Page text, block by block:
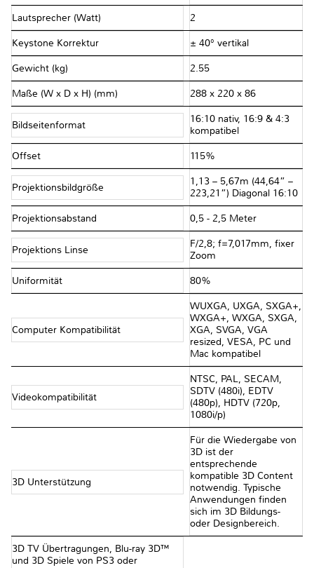
Lautsprecher (Watt) 2
Keystone Korrektur ± 40° vertikal
Gewicht (kg) 2.55
Maße (W x D x H) (mm) 288 x 220 x 86
Bildseitenformat
16:10 nativ, 16:9 & 4:3
kompatibel
Offset 115%
Projektionsbildgröße
1,13 – 5,67m (44,64” –
223,21”) Diagonal 16:10
Projektionsabstand 0,5 - 2,5 Meter
Projektions Linse
F/2,8; f=7,017mm, fixer
Zoom
Uniformität 80%
Computer Kompatibilität
WUXGA, UXGA, SXGA+,
WXGA+, WXGA, SXGA,
XGA, SVGA, VGA
resized, VESA, PC und
Mac kompatibel
Videokompatibilität
NTSC, PAL, SECAM,
SDTV (480i), EDTV
(480p), HDTV (720p,
1080i/p)
3D Unterstützung
Für die Wiedergabe von
3D ist der
entsprechende
kompatible 3D Content
notwendig. Typische
Anwendungen finden
sich im 3D Bildungs-
oder Designbereich.
3D TV Übertragungen, Blu-ray 3D™
und 3D Spiele von PS3 oder